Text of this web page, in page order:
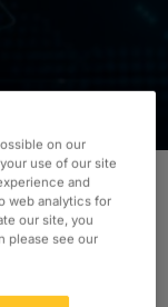
on our
use of our site
and
web analytics for
our site, you
please see our